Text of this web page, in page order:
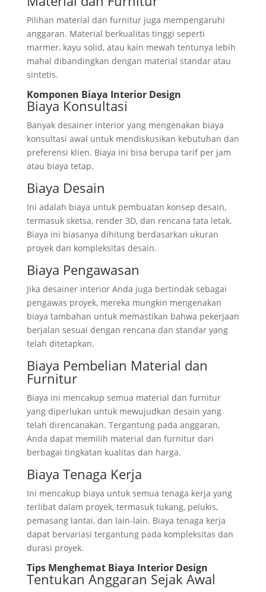
Pilihan material dan furnitur juga mempengaruhi
anggaran. Material berkualitas tinggi seperti
marmer, kayu solid, atau kain mewah tentunya lebih
mahal dibandingkan dengan material standar atau
sintetis.
Komponen Biaya Interior Design
Biaya Konsultasi
Banyak desainer interior yang mengenakan biaya
konsultasi awal untuk mendiskusikan kebutuhan dan
preferensi klien. Biaya ini bisa berupa tarif per jam
atau biaya tetap.
Biaya Desain
Ini adalah biaya untuk pembuatan konsep desain,
termasuk sketsa, render 3D, dan rencana tata letak.
Biaya ini biasanya dihitung berdasarkan ukuran
proyek dan kompleksitas desain.
Biaya Pengawasan
Jika desainer interior Anda juga bertindak sebagai
pengawas proyek, mereka mungkin mengenakan
biaya tambahan untuk memastikan bahwa pekerjaan
berjalan sesuai dengan rencana dan standar yang
telah ditetapkan.
Biaya Pembelian Material dan
Furnitur
Biaya ini mencakup semua material dan furnitur
yang diperlukan untuk mewujudkan desain yang
telah direncanakan. Tergantung pada anggaran,
Anda dapat memilih material dan furnitur dari
berbagai tingkatan kualitas dan harga.
Biaya Tenaga Kerja
Ini mencakup biaya untuk semua tenaga kerja yang
terlibat dalam proyek, termasuk tukang, pelukis,
pemasang lantai, dan lain-lain. Biaya tenaga kerja
dapat bervariasi tergantung pada kompleksitas dan
durasi proyek.
Tips Menghemat Biaya Interior Design
Tentukan Anggaran Sejak Awal